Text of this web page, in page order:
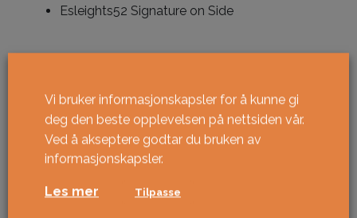
Esleights52 Signature on Side
Bicycle Nebula Stellar Gilded Purple antall
KJØPE
Vi bruker informasjonskapsler for å kunne gi
deg den beste opplevelsen på nettsiden vår.
Ved å akseptere godtar du bruken av
informasjonskapsler.
Les mer Tilpasse